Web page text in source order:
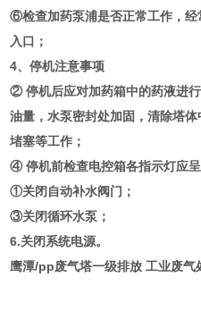
⑥检查加药泵浦是否正常工作，经
入口；
4、停机注意事项
② 停机后应对加药箱中的药液进
油量，水泵密封处加固，清除塔
堵塞等工作；
④ 停机前检查电控箱各指示灯应呈
①关闭自动补水阀门；
③关闭循环水泵；
6.关闭系统电源。
鹰潭/pp废气塔一级排放 工业废气